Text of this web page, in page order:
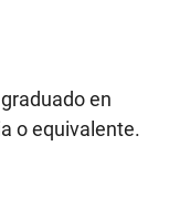
en
o equivalente.